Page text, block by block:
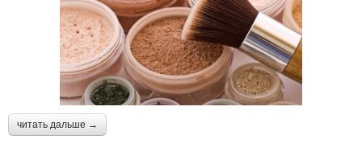
читать дальше →